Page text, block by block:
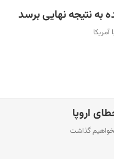
به نتیجه نهایی برسد
اروپا
گذاشت